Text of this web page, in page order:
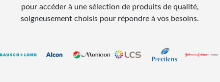
pour accéder à une sélection de produits de qualité,
soigneusement choisis pour répondre à vos besoins.